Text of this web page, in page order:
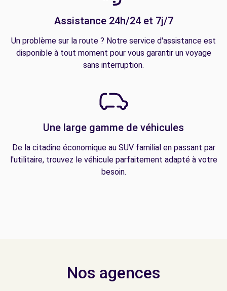
Assistance 24h/24 et 7j/7
Un problème sur la route ? Notre service d'assistance est
disponible à tout moment pour vous garantir un voyage
sans interruption.
Une large gamme de véhicules
De la citadine économique au SUV familial en passant par
l'utilitaire, trouvez le véhicule parfaitement adapté à votre
besoin.
Nos agences